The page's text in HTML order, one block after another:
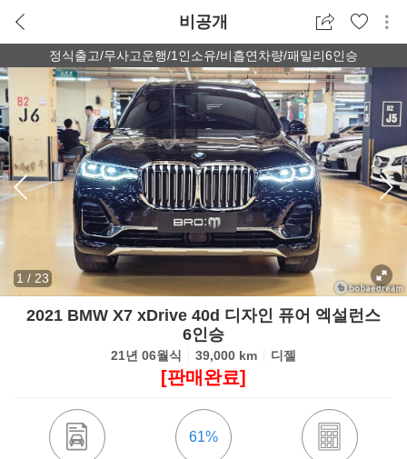
비공개
정식출고/무사고운행/1인소유/비흡연차량/패밀리6인승
1 / 23
2021 BMW X7 xDrive 40d 디자인 퓨어 엑설런스
6인승
21년 06월식 39,000 km 디젤
[판매완료]
61%